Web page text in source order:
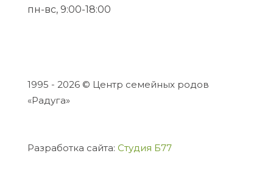
пн-вс, 9:00-18:00
1995 - 2026 © Центр семейных родов
«Радуга»
Разработка сайта: Студия Б77